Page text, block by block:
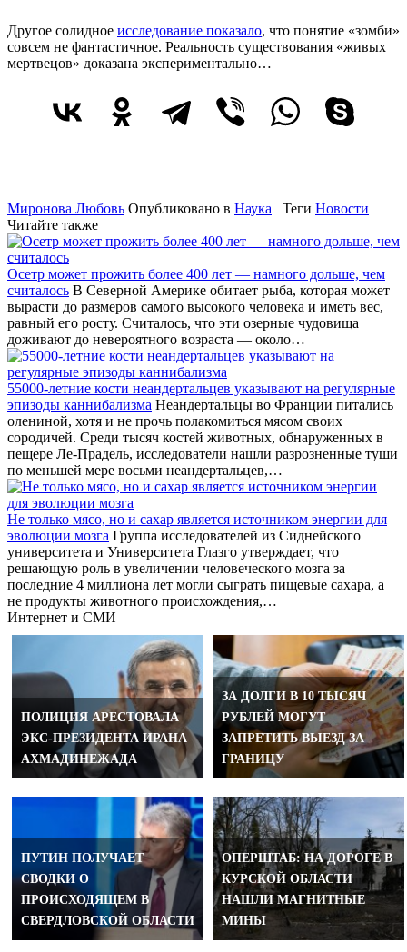
Другое солидное исследование показало, что понятие «зомби»
совсем не фантастичное. Реальность существования «живых
мертвецов» доказана экспериментально…
Миронова Любовь Опубликовано в Наука Теги Новости
Читайте также
Осетр может прожить более 400 лет — намного дольше, чем
считалось В Северной Америке обитает рыба, которая может
вырасти до размеров самого высокого человека и иметь вес,
равный его росту. Считалось, что эти озерные чудовища
доживают до невероятного возраста — около…
55000-летние кости неандертальцев указывают на регулярные
эпизоды каннибализма Неандертальцы во Франции питались
олениной, хотя и не прочь полакомиться мясом своих
сородичей. Среди тысяч костей животных, обнаруженных в
пещере Ле-Прадель, исследователи нашли разрозненные туши
по меньшей мере восьми неандертальцев,…
Не только мясо, но и сахар является источником энергии для
эволюции мозга Группа исследователей из Сиднейского
университета и Университета Глазго утверждает, что
решающую роль в увеличении человеческого мозга за
последние 4 миллиона лет могли сыграть пищевые сахара, а
не продукты животного происхождения,…
Интернет и СМИ
ПОЛИЦИЯ АРЕСТОВАЛА
ЭКС-ПРЕЗИДЕНТА ИРАНА
АХМАДИНЕЖАДА
ЗА ДОЛГИ В 10 ТЫСЯЧ
РУБЛЕЙ МОГУТ
ЗАПРЕТИТЬ ВЫЕЗД ЗА
ГРАНИЦУ
ПУТИН ПОЛУЧАЕТ
СВОДКИ О
ПРОИСХОДЯЩЕМ В
СВЕРДЛОВСКОЙ ОБЛАСТИ
ОПЕРШТАБ: НА ДОРОГЕ В
КУРСКОЙ ОБЛАСТИ
НАШЛИ МАГНИТНЫЕ
МИНЫ